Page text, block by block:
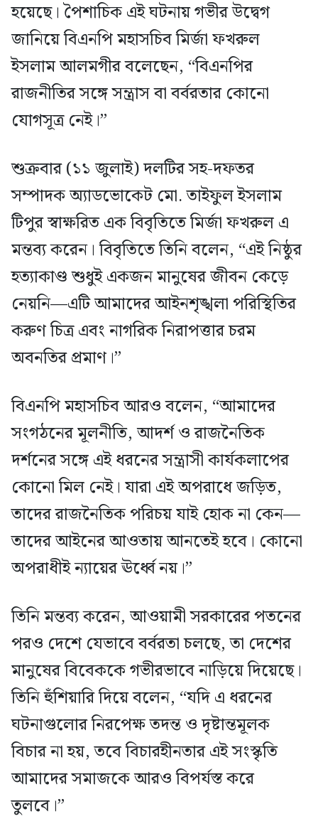
হয়েছে। পৈশাচিক এই ঘটনায় গভীর উদ্বেগ
জানিয়ে বিএনপি মহাসচিব মির্জা ফখরুল
ইসলাম আলমগীর বলেছেন, “বিএনপির
রাজনীতির সঙ্গে সন্ত্রাস বা বর্বরতার কোনো
যোগসূত্র নেই।”
শুক্রবার (১১ জুলাই) দলটির সহ-দফতর
সম্পাদক অ্যাডভোকেট মো. তাইফুল ইসলাম
টিপুর স্বাক্ষরিত এক বিবৃতিতে মির্জা ফখরুল এ
মন্তব্য করেন। বিবৃতিতে তিনি বলেন, “এই নিষ্ঠুর
হত্যাকাণ্ড শুধুই একজন মানুষের জীবন কেড়ে
নেয়নি—এটি আমাদের আইনশৃঙ্খলা পরিস্থিতির
করুণ চিত্র এবং নাগরিক নিরাপত্তার চরম
অবনতির প্রমাণ।”
বিএনপি মহাসচিব আরও বলেন, “আমাদের
সংগঠনের মূলনীতি, আদর্শ ও রাজনৈতিক
দর্শনের সঙ্গে এই ধরনের সন্ত্রাসী কার্যকলাপের
কোনো মিল নেই। যারা এই অপরাধে জড়িত,
তাদের রাজনৈতিক পরিচয় যাই হোক না কেন—
তাদের আইনের আওতায় আনতেই হবে। কোনো
অপরাধীই ন্যায়ের ঊর্ধ্বে নয়।”
তিনি মন্তব্য করেন, আওয়ামী সরকারের পতনের
পরও দেশে যেভাবে বর্বরতা চলছে, তা দেশের
মানুষের বিবেককে গভীরভাবে নাড়িয়ে দিয়েছে।
তিনি হুঁশিয়ারি দিয়ে বলেন, “যদি এ ধরনের
ঘটনাগুলোর নিরপেক্ষ তদন্ত ও দৃষ্টান্তমূলক
বিচার না হয়, তবে বিচারহীনতার এই সংস্কৃতি
আমাদের সমাজকে আরও বিপর্যস্ত করে
তুলবে।”